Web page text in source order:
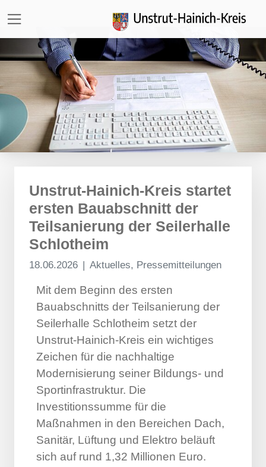
Unstrut-Hainich-Kreis startet
ersten Bauabschnitt der
Teilsanierung der Seilerhalle
Schlotheim
18.06.2026 Aktuelles, Pressemitteilungen
Mit dem Beginn des ersten
Bauabschnitts der Teilsanierung der
Seilerhalle Schlotheim setzt der
Unstrut-Hainich-Kreis ein wichtiges
Zeichen für die nachhaltige
Modernisierung seiner Bildungs- und
Sportinfrastruktur. Die
Investitionssumme für die
Maßnahmen in den Bereichen Dach,
Sanitär, Lüftung und Elektro beläuft
sich auf rund 1,32 Millionen Euro.